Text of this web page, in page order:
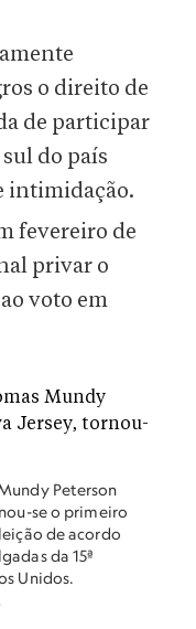
o direito de
de participar
do país
intimidação.
fevereiro de
privar o
voto em
Peterson
se o primeiro
de acordo
da 15ª
Unidos.